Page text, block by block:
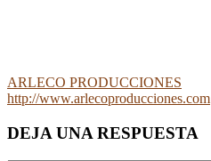
ARLECO PRODUCCIONES
http://www.arlecoproducciones.com
DEJA UNA RESPUESTA